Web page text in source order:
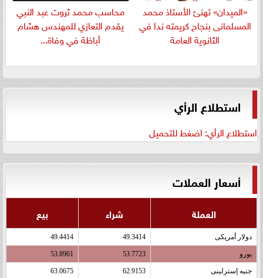
«الميدان» تهنئ الأستاذ محمد
المسلمانى بنجاح كريمته ندا في
الثانوية العامة
​محاسب محمد ثروت عبد النبي
يقدم التعازي للمهندس هشام
أباظة في وفاة...
استطلاع الرأي
استطلاع الرأي: اضغط للتحميل
أسعار العملات
العملة شراء بيع
دولار أمريكى 49.3414
49.4414
يورو 53.7723
53.8961
جنيه إسترلينى 62.9153
63.0675